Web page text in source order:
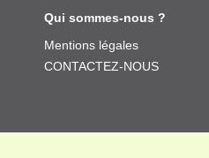
Qui sommes-nous ?
Mentions légales
CONTACTEZ-NOUS